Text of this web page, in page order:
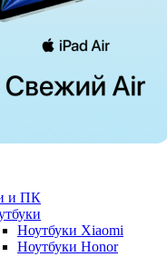
и ПК
Ноутбуки Xiaomi
Ноутбуки Honor